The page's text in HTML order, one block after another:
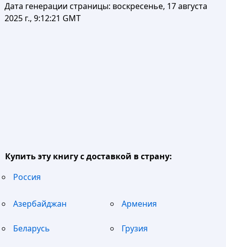
Дата генерации страницы: воскресенье, 17 августа
2025 г., 9:12:21 GMT
Купить эту книгу с доставкой в страну:
Россия
Азербайджан Армения
Беларусь Грузия